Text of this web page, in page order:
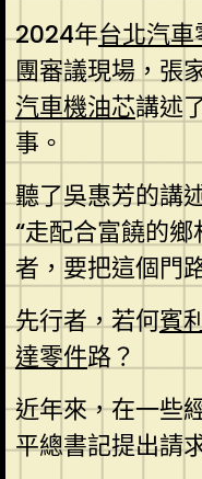
2024年台北汽車
團審議現場，張
汽車機油芯講述
事。
聽了吳惠芳的講
“走配合富饒的
者，要把這個門
先行者，若何賓
達零件路？
近年來，在一些
平總書記提出請